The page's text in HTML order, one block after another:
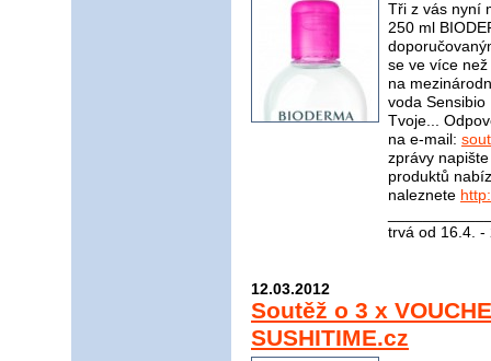
Tři z vás nyní
250 ml
se ve více
na
voda Sensibio
Tvoje...
na e-mail:
zprávy
produktů
naleznete
trvá od 16.4.
12.03.2012
Soutěž o 3 x
SUSHITIME.cz